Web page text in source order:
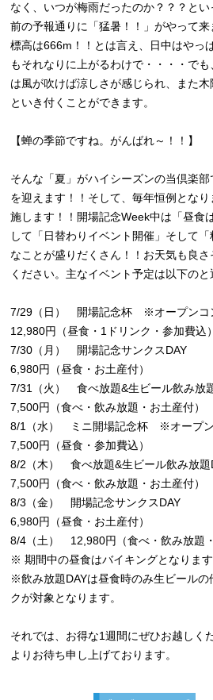
なく、いつが梅雨だったのか？？？と
前の予報通りに「猛暑！！」がやって
標高は666m！！とは言え、日中はやっ
もそれなりに上がるわけで・・・・で
は風が吹けば涼しさが感じられ、また
といき付くことができます。
【蝉の季節ですね。がんばれ～！！】
そんな「夏」がハイシーズンの当倶楽
を迎えます！！そして、毎年恒例とな
施します！！開場記念Week中は「昼食
して「日替わりイベント開催」そして
なことが盛りだくさん！！お天気も良
ください。主なイベント予定は以下のと
7/29（日） 開場記念杯 ※オープンコ
12,980円（昼食・1ドリンク・参加費込）
7/30（月） 開場記念サンクスDAY
6,980円（昼食・お土産付）
7/31（火） 食べ放題&生ビール飲み放
7,500円（食べ・飲み放題・お土産付）
8/1（水） ミニ開場記念杯 ※オープ
7,500円（昼食・参加費込）
8/2（木） 食べ放題&生ビール飲み放題
7,500円（食べ・飲み放題・お土産付）
8/3（金） 開場記念サンクスDAY
6,980円（昼食・お土産付）
8/4（土） 12,980円（食べ・飲み放題・
※ 期間中の昼食はバイキングとなります
※飲み放題DAYは昼食時のみ生ビールの
クが対象となります。
それでは、お得な1週間にぜひお越しく
よりお待ち申し上げております。